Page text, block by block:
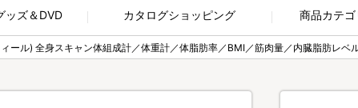
ッズ＆DVD カタログショッピング 商品カテ
ール) 全身スキャン体組成計／体重計／体脂肪率／BMI／筋肉量／内臓脂肪レベ